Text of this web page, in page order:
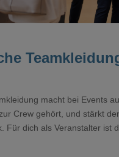
macht bei Events
Crew gehört, und stärkt
Für dich als Veranstalter ist
Textilien mit Stickerei oder